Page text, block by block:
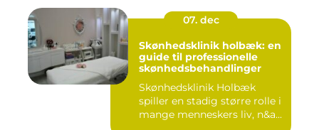
07. dec
Skønhedsklinik holbæk: en
guide til professionelle
skønhedsbehandlinger
Skønhedsklinik Holbæk
spiller en stadig større rolle i
mange menneskers liv, n&a...